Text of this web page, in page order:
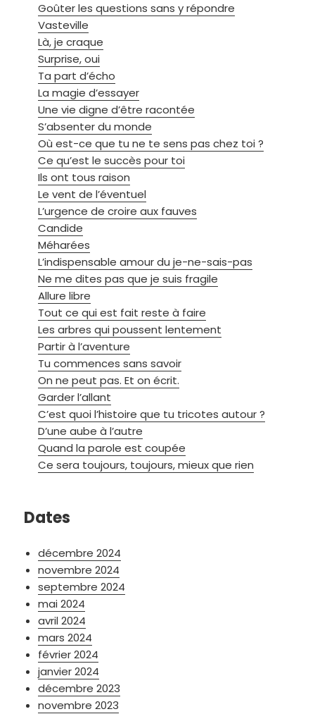
Goûter les questions sans y répondre
Vasteville
Là, je craque
Surprise, oui
Ta part d’écho
La magie d’essayer
Une vie digne d’être racontée
S’absenter du monde
Où est-ce que tu ne te sens pas chez toi ?
Ce qu’est le succès pour toi
Ils ont tous raison
Le vent de l’éventuel
L’urgence de croire aux fauves
Candide
Méharées
L’indispensable amour du je-ne-sais-pas
Ne me dites pas que je suis fragile
Allure libre
Tout ce qui est fait reste à faire
Les arbres qui poussent lentement
Partir à l’aventure
Tu commences sans savoir
On ne peut pas. Et on écrit.
Garder l’allant
C’est quoi l’histoire que tu tricotes autour ?
D’une aube à l’autre
Quand la parole est coupée
Ce sera toujours, toujours, mieux que rien
Dates
décembre 2024
novembre 2024
septembre 2024
mai 2024
avril 2024
mars 2024
février 2024
janvier 2024
décembre 2023
novembre 2023